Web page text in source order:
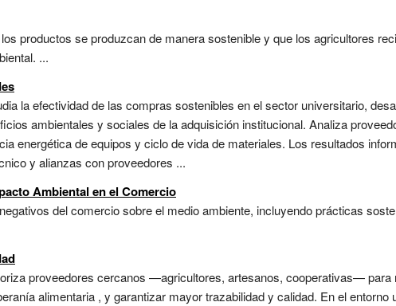
productos se produzcan de manera sostenible y que los agricultores
...
la efectividad de las compras sostenibles en el sector universitario,
ambientales y sociales de la adquisición institucional. Analiza
energética de equipos y ciclo de vida de materiales. Los resultados
y alianzas con proveedores ...
Ambiental en el Comercio
del comercio sobre el medio ambiente, incluyendo prácticas
proveedores cercanos —agricultores, artesanos, cooperativas— para
alimentaria , y garantizar mayor trazabilidad y calidad. En el entorno